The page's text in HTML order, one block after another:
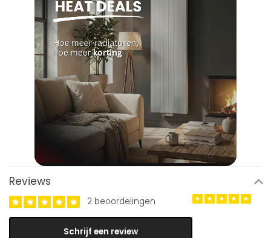
Reviews
2 beoordelingen
Schrijf een review